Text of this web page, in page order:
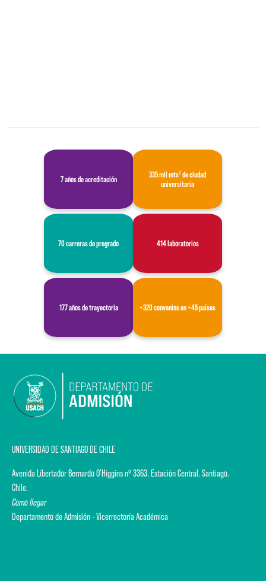
7 años de acreditación
335 mil mts² de ciudad
universitaria
70 carreras de pregrado 414 laboratorios
177 años de trayectoria +320 convenios en +45 países
UNIVERSIDAD DE SANTIAGO DE CHILE
Avenida Libertador Bernardo O'Higgins nº 3363. Estación Central. Santiago.
Chile.
Como llegar
Departamento de Admisión - Vicerrectoría Académica